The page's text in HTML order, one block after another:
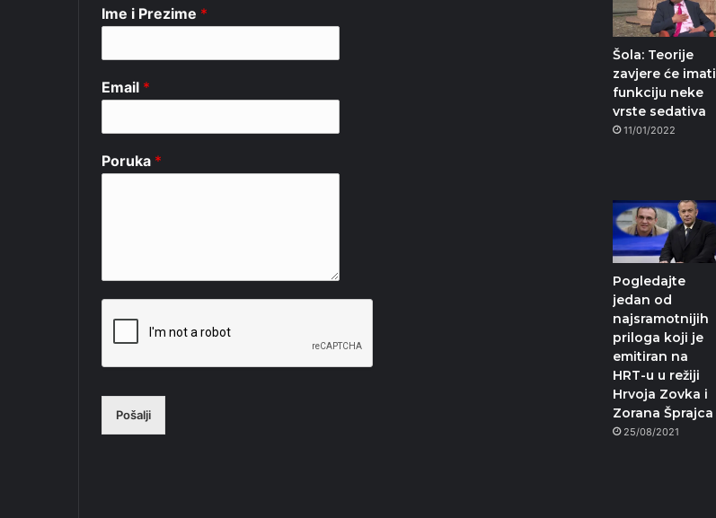
Ime i Prezime *
Email *
Poruka *
Pošalji
Šola: Teorije
zavjere će imati
funkciju neke
vrste sedativa
11/01/2022
Pogledajte
jedan od
najsramotnijih
priloga koji je
emitiran na
HRT-u u režiji
Hrvoja Zovka i
Zorana Šprajca
25/08/2021